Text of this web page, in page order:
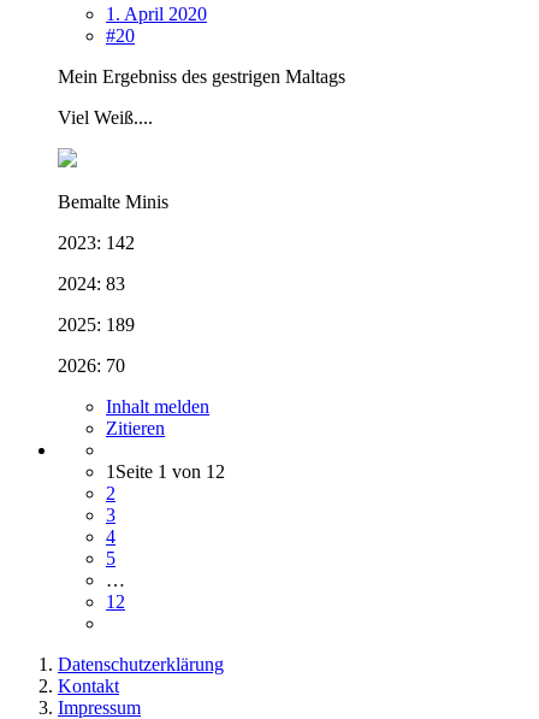
1. April 2020
#20
Mein Ergebniss des gestrigen Maltags
Viel Weiß....
Bemalte Minis
2023: 142
2024: 83
2025: 189
2026: 70
Inhalt melden
Zitieren
1 Seite 1 von 12
2
3
4
5
…
12
Datenschutzerklärung
Kontakt
Impressum